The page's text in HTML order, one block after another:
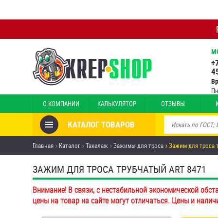
О КОМПАНИИ КАЛЬКУЛЯТОР ОТЗЫВЫ
КАТАЛОГ ТОВАРОВ
Товары со скидкой
Анкеры
Антивандальный крепёж,
инструмент
Болты и винты
Главная Каталог Такелаж Зажимы для троса Зажим для троса
ЗАЖИМ ДЛЯ ТРОСА ТРУБЧАТЫЙ ART 8471
Внимание! В связи, с нестабильной экономической
цены на товар на сайте могут отличаться. Цены и